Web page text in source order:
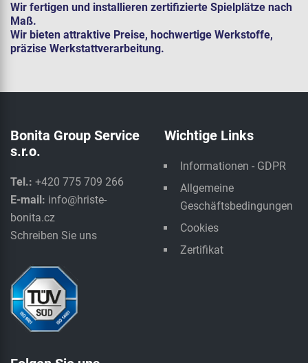
Wir fertigen und installieren zertifizierte Spielplätze nach
Maß.
Wir bieten attraktive Preise, hochwertige Werkstoffe,
präzise Werkstattverarbeitung.
Bonita Group Service
s.r.o.
Tel.: +420 775 709 266
E-mail: info@hriste-
bonita.cz
Schreiben Sie uns
Wichtige Links
Informationen - GDPR
Allgemeine
Geschäftsbedingungen
Cookies
Zertifikat